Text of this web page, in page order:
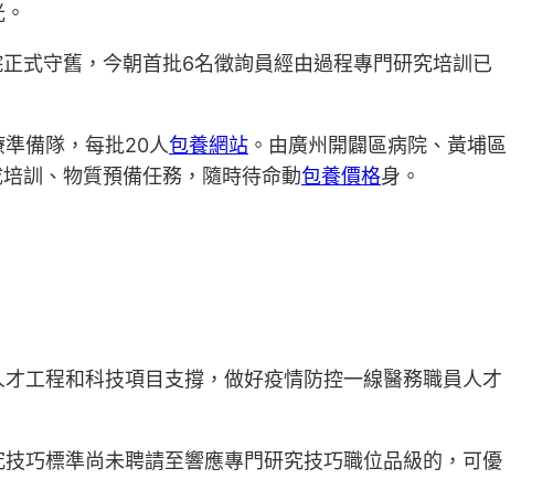
式守舊，今朝首批6名徵詢員經由過程專門研究培訓已
備隊，每批20人包養網站 。由廣州開闢區病院、黃埔區
訓、物質預備任務，隨時待命動包養價格身。
工程和科技項目支撐，做好疫情防控一線醫務職員人才
巧標準尚未聘請至響應專門研究技巧職位品級的，可優